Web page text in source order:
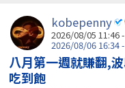
kobepenny
2026/08/05 11:46
2026/08/06 16:34
八月第一週就賺翻,
吃到飽